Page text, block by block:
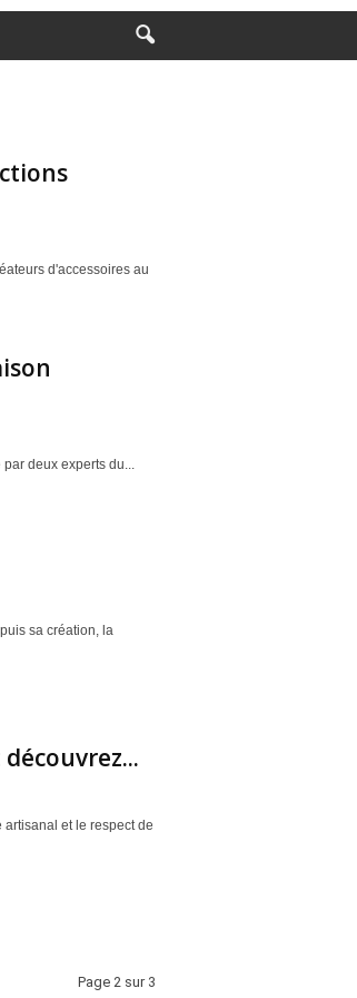
d'accessoires au
deux experts du...
sa création, la
et le respect de
Page 2 sur 3